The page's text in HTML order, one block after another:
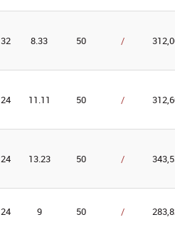
32 8.33 50 /
24 11.11 50 /
24 13.23 50 /
24 9 50 /